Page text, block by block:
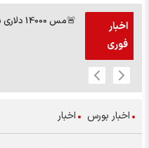
اخبار
فوری
🚨مس 14000 دلاری شد!
اخبار بورس اخبار